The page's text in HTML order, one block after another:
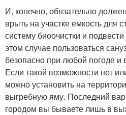
И, конечно, обязательно
врыть на участке емкость для
систему биоочистки и
этом случае пользоваться
безопасно при любой погоде и
Если такой возможности нет
можно установить на
выгребную яму. Последний
городом вы бываете лишь в